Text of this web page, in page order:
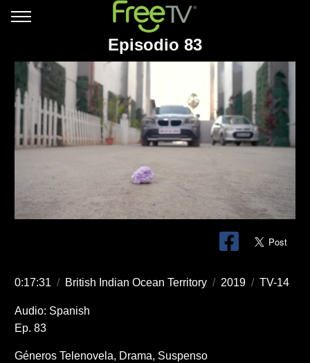
Episodio 83
0:17:31 / British Indian Ocean Territory / 2019 / TV-14
Audio: Spanish
Ep. 83
Géneros Telenovela Drama Suspenso